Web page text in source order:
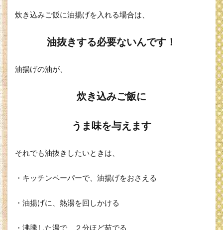
炊き込みご飯に油揚げを入れる場合は、
油抜きする必要ないんです！
油揚げの油が、
炊き込みご飯に
うま味を与えます
それでも油抜きしたいときは、
・キッチンペーパーで、油揚げをおさえる
・油揚げに、熱湯を回しかける
・沸騰した湯で、２分ほど茹でる